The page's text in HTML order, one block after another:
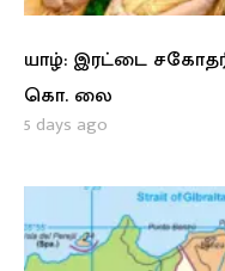
யாழ்: இரட்டை
கொ. லை
5 days ago